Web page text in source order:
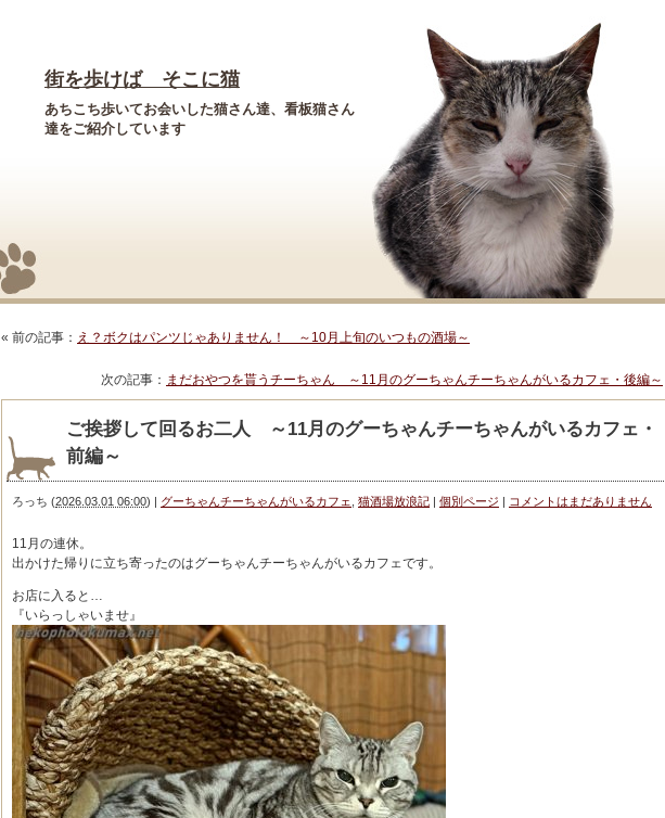
街を歩けば そこに猫
あちこち歩いてお会いした猫さん達、看板猫さん
達をご紹介しています
« 前の記事： え？ボクはパンツじゃありません！ ～10月上旬のいつもの酒場～
次の記事： まだおやつを貰うチーちゃん ～11月のグーちゃんチーちゃんがいるカフェ・後編～
ご挨拶して回るお二人 ～11月のグーちゃんチーちゃんがいるカフェ・
前編～
ろっち (2026.03.01 06:00) | グーちゃんチーちゃんがいるカフェ 猫酒場放浪記 | 個別ページ | コメントはまだありません
11月の連休。
出かけた帰りに立ち寄ったのはグーちゃんチーちゃんがいるカフェです。
お店に入ると…
『いらっしゃいませ』